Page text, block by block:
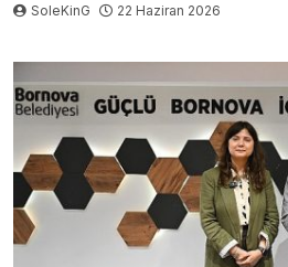
SoleKinG 22 Haziran 2026